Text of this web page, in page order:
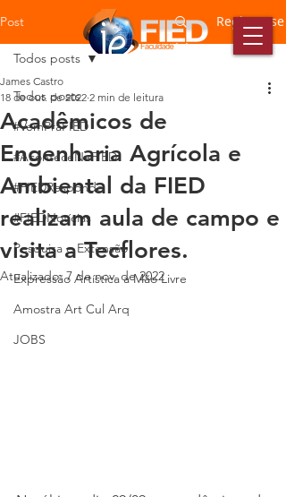
Post Registre-se
Todos posts
#VemPraFIED
#AconteceNaFIED
#FIEDResponde
#FIEDNotícias
Pesquisa e Extensão
Expressão Artística a Mão Livre
Amostra Art Cul Arq
JOBS
Todos posts
Acadêmicos de
Engenharia Agrícola e
Ambiental da FIED
realizam aula de campo e
visita a Tecflores.
James Castro
18 de out. de 2022 2 min de leitura
Atualizado:7 de nov. de 2022